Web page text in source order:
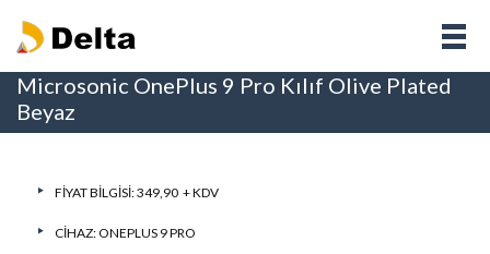
Microsonic OnePlus 9 Pro Kılıf Olive Plated
Beyaz
FIYAT BILGISI: 349,90 + KDV
CIHAZ:ONEPLUS 9 PRO